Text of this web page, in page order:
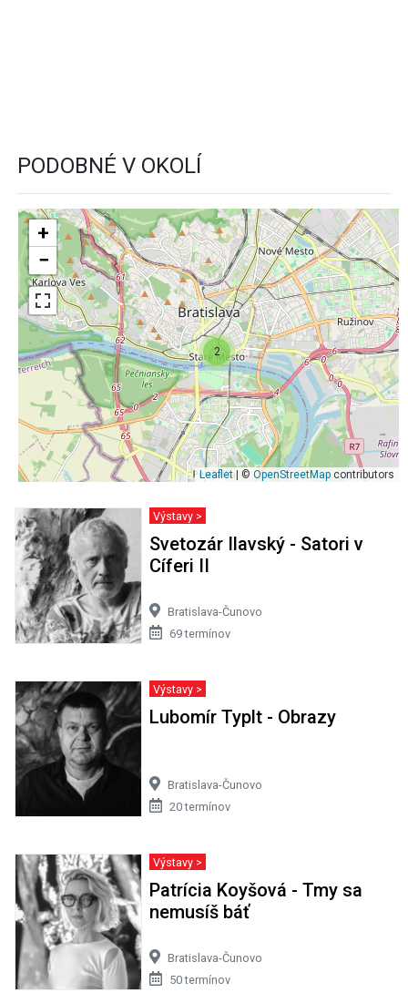
PODOBNÉ V OKOLÍ
2
+
−
Leaflet| © OpenStreetMap contributors
Výstavy >
Svetozár Ilavský - Satori v
Cíferi II
Bratislava-Čunovo
69 termínov
Výstavy >
Lubomír Typlt - Obrazy
Bratislava-Čunovo
20 termínov
Výstavy >
Patrícia Koyšová - Tmy sa
nemusíš báť
Bratislava-Čunovo
50 termínov